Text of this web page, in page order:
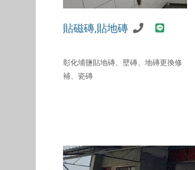
貼磁磚,貼地磚
彰化埔鹽貼地磚、壁磚、地磚更換修
補、瓷磚